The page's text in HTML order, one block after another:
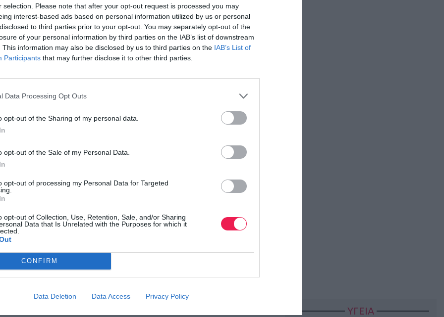
selection. Please note that after your opt-out request is processed you may
interest-based ads based on personal information utilized by us or personal
to third parties prior to your opt-out. You may separately opt-out of the
of your personal information by third parties on the IAB’s list of downstream
This information may also be disclosed by us to third parties on the IAB’s List of
Participants that may further disclose it to other third parties.
Data Processing Opt Outs
opt-out of the Sharing of my personal data.
opt-out of the Sale of my Personal Data.
opt-out of processing my Personal Data for Targeted
opt-out of Collection, Use, Retention, Sale, and/or Sharing
Data that Is Unrelated with the Purposes for which it
CONFIRM
Data Deletion Data Access Privacy Policy
Ποσειδώνιος
Το promo video του 8ου Νάουσα
Ο αγώνας πλησιάζει…
ΥΓΕΙΑ